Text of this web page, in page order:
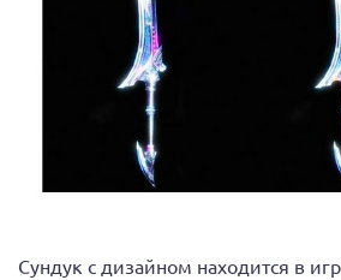
Сундук с дизайном находится в